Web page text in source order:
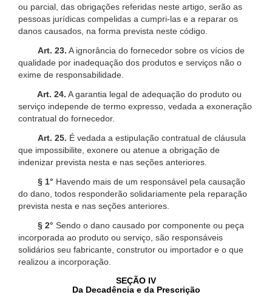
ou parcial, das obrigações referidas neste artigo, serão as
pessoas jurídicas compelidas a cumpri-las e a reparar os
danos causados, na forma prevista neste código.
Art. 23. A ignorância do fornecedor sobre os vícios de
qualidade por inadequação dos produtos e serviços não o
exime de responsabilidade.
Art. 24. A garantia legal de adequação do produto ou
serviço independe de termo expresso, vedada a exoneração
contratual do fornecedor.
Art. 25. É vedada a estipulação contratual de cláusula
que impossibilite, exonere ou atenue a obrigação de
indenizar prevista nesta e nas seções anteriores.
§ 1° Havendo mais de um responsável pela causação
do dano, todos responderão solidariamente pela reparação
prevista nesta e nas seções anteriores.
§ 2° Sendo o dano causado por componente ou peça
incorporada ao produto ou serviço, são responsáveis
solidários seu fabricante, construtor ou importador e o que
realizou a incorporação.
SEÇÃO IV
Da Decadência e da Prescrição